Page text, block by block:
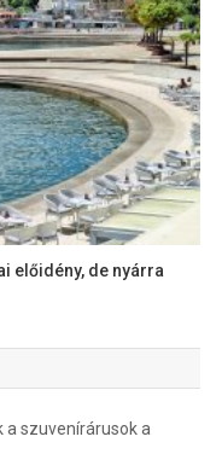
előidény, de nyárra
szuvenírárusok a